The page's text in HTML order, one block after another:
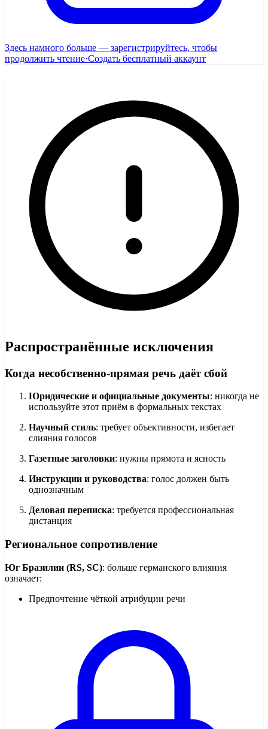
Здесь намного больше — зарегистрируйтесь, чтобы
продолжить чтение·Создать бесплатный аккаунт
Распространённые исключения
Когда несобственно-прямая речь даёт сбой
Юридические и официальные документы: никогда не
используйте этот приём в формальных текстах
Научный стиль: требует объективности, избегает
слияния голосов
Газетные заголовки: нужны прямота и ясность
Инструкции и руководства: голос должен быть
однозначным
Деловая переписка: требуется профессиональная
дистанция
Региональное сопротивление
Юг Бразилии (RS, SC): больше германского влияния
означает:
Предпочтение чёткой атрибуции речи